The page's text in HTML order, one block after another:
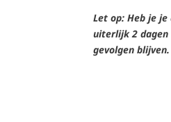
Let op: Heb je
uiterlijk 2 dagen
gevolgen blijven.